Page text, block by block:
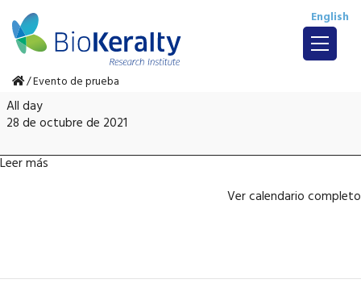
English
/Evento de prueba
Evento
de
All day
28 de octubre de 2021
Leer más
Ver calendario completo